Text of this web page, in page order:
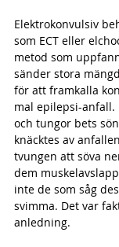
Elektrokonvulsiv
som ECT eller
metod som
sänder stora
för att framkalla
mal epilepsi-anfall.
och tungor bets
knäcktes av
tvungen att söva
dem
inte de som såg
svimma. Det var
anledning.